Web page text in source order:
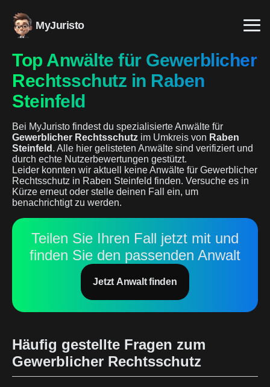
MyJuristo
Top Anwälte für Gewerblicher
Rechtsschutz in Raben
Steinfeld
Bei MyJuristo findest du spezialisierte Anwälte für
Gewerblicher Rechtsschutz im Umkreis von Raben
Steinfeld . Alle hier gelisteten Anwälte sind verifiziert und
durch echte Nutzerbewertungen gestützt.
Leider konnten wir aktuell keine Anwälte für Gewerblicher
Rechtsschutz in Raben Steinfeld finden. Versuche es in
Kürze erneut oder stelle deinen Fall ein, um
benachrichtigt zu werden.
Teilen Sie Ihren Fall jetzt mit und
finden Sie den passenden Anwalt
Jetzt Anwalt finden
Häufig gestellte Fragen zum
Gewerblicher Rechtsschutz